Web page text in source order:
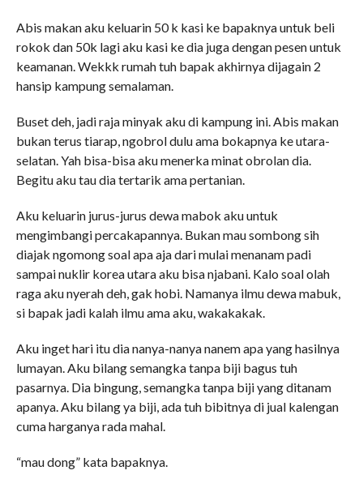
Abis makan aku keluarin 50 k kasi ke bapaknya untuk beli
rokok dan 50k lagi aku kasi ke dia juga dengan pesen untuk
keamanan. Wekkk rumah tuh bapak akhirnya dijagain 2
hansip kampung semalaman.
Buset deh, jadi raja minyak aku di kampung ini. Abis makan
bukan terus tiarap, ngobrol dulu ama bokapnya ke utara-
selatan. Yah bisa-bisa aku menerka minat obrolan dia.
Begitu aku tau dia tertarik ama pertanian.
Aku keluarin jurus-jurus dewa mabok aku untuk
mengimbangi percakapannya. Bukan mau sombong sih
diajak ngomong soal apa aja dari mulai menanam padi
sampai nuklir korea utara aku bisa njabani. Kalo soal olah
raga aku nyerah deh, gak hobi. Namanya ilmu dewa mabuk,
si bapak jadi kalah ilmu ama aku, wakakakak.
Aku inget hari itu dia nanya-nanya nanem apa yang hasilnya
lumayan. Aku bilang semangka tanpa biji bagus tuh
pasarnya. Dia bingung, semangka tanpa biji yang ditanam
apanya. Aku bilang ya biji, ada tuh bibitnya di jual kalengan
cuma harganya rada mahal.
“mau dong” kata bapaknya.